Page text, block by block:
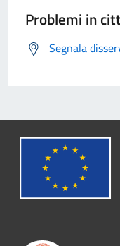
Problemi in
Segnala